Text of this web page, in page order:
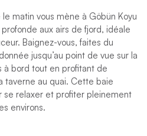
matin vous mène à Göbün Koyu
aux airs de fjord, idéale
Baignez-vous, faites du
jusqu’au point de vue sur la
bord tout en profitant de
taverne au quai. Cette baie
se relaxer et profiter pleinement
environs.